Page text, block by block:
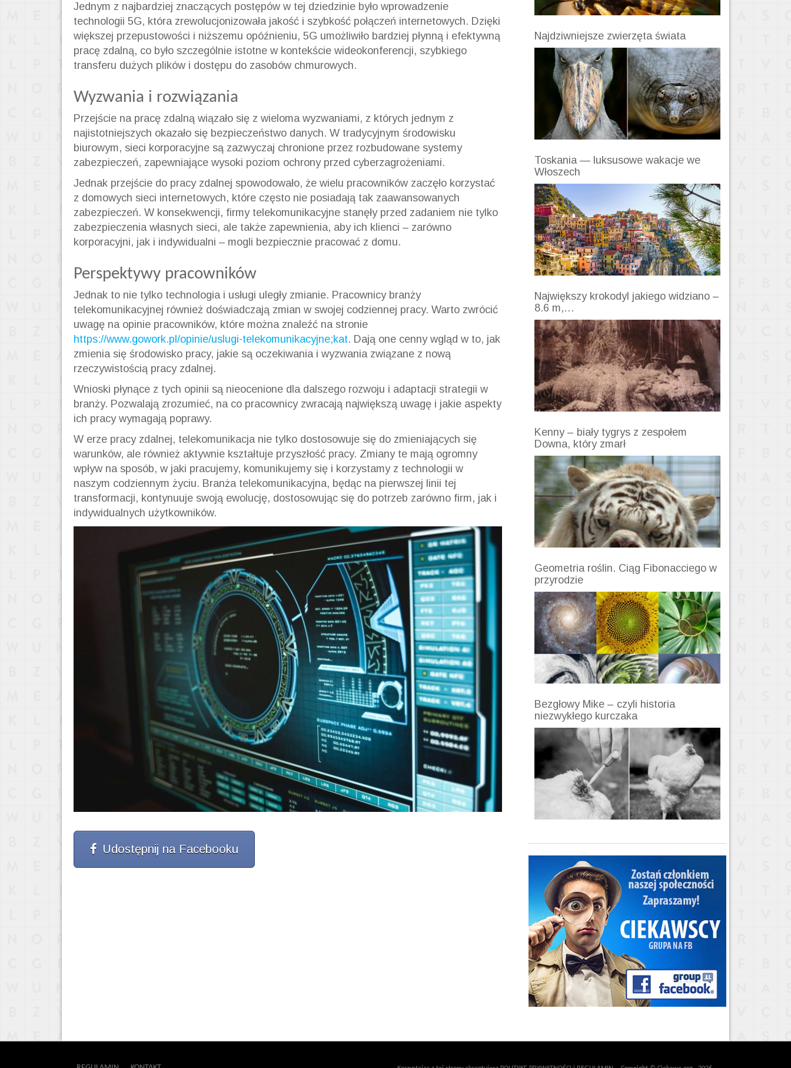
Jednym z najbardziej znaczących postępów w tej dziedzinie było wprowadzenie
technologii 5G, która zrewolucjonizowała jakość i szybkość połączeń internetowych. Dzięki
większej przepustowości i niższemu opóźnieniu, 5G umożliwiło bardziej płynną i efektywną
pracę zdalną, co było szczególnie istotne w kontekście wideokonferencji, szybkiego
transferu dużych plików i dostępu do zasobów chmurowych.
Wyzwania i rozwiązania
Przejście na pracę zdalną wiązało się z wieloma wyzwaniami, z których jednym z
najistotniejszych okazało się bezpieczeństwo danych. W tradycyjnym środowisku
biurowym, sieci korporacyjne są zazwyczaj chronione przez rozbudowane systemy
zabezpieczeń, zapewniające wysoki poziom ochrony przed cyberzagrożeniami.
Jednak przejście do pracy zdalnej spowodowało, że wielu pracowników zaczęło korzystać
z domowych sieci internetowych, które często nie posiadają tak zaawansowanych
zabezpieczeń. W konsekwencji, firmy telekomunikacyjne stanęły przed zadaniem nie tylko
zabezpieczenia własnych sieci, ale także zapewnienia, aby ich klienci – zarówno
korporacyjni, jak i indywidualni – mogli bezpiecznie pracować z domu.
Perspektywy pracowników
Jednak to nie tylko technologia i usługi uległy zmianie. Pracownicy branży
telekomunikacyjnej również doświadczają zmian w swojej codziennej pracy. Warto zwrócić
uwagę na opinie pracowników, które można znaleźć na stronie
https://www.gowork.pl/opinie/uslugi-telekomunikacyjne;kat. Dają one cenny wgląd w to, jak
zmienia się środowisko pracy, jakie są oczekiwania i wyzwania związane z nową
rzeczywistością pracy zdalnej.
Wnioski płynące z tych opinii są nieocenione dla dalszego rozwoju i adaptacji strategii w
branży. Pozwalają zrozumieć, na co pracownicy zwracają największą uwagę i jakie aspekty
ich pracy wymagają poprawy.
W erze pracy zdalnej, telekomunikacja nie tylko dostosowuje się do zmieniających się
warunków, ale również aktywnie kształtuje przyszłość pracy. Zmiany te mają ogromny
wpływ na sposób, w jaki pracujemy, komunikujemy się i korzystamy z technologii w
naszym codziennym życiu. Branża telekomunikacyjna, będąc na pierwszej linii tej
transformacji, kontynuuje swoją ewolucję, dostosowując się do potrzeb zarówno firm, jak i
indywidualnych użytkowników.
Udostępnij na Facebooku
Najdziwniejsze zwierzęta świata
Toskania — luksusowe wakacje we
Włoszech
Największy krokodyl jakiego widziano –
8.6 m,…
Kenny – biały tygrys z zespołem
Downa, który zmarł
Geometria roślin. Ciąg Fibonacciego w
przyrodzie
Bezgłowy Mike – czyli historia
niezwykłego kurczaka